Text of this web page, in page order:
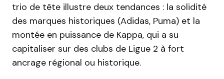
trio de tête illustre deux tendances : la solidité
des marques historiques (Adidas, Puma) et la
montée en puissance de Kappa, qui a su
capitaliser sur des clubs de Ligue 2 à fort
ancrage régional ou historique.